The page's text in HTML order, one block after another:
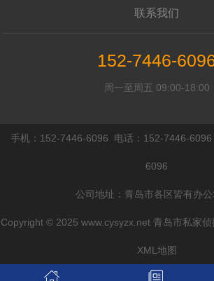
联系我们
152-7446-
周一至周五 09:00-18:00
手机：152-7446-6096 电话：152-7446-
6096
公司地址：青岛市各区皆有办
Copyright © 2025 www.cysyzx.net 青岛市私家
XML地图